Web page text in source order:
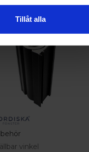
Tillåt alla
vinkel